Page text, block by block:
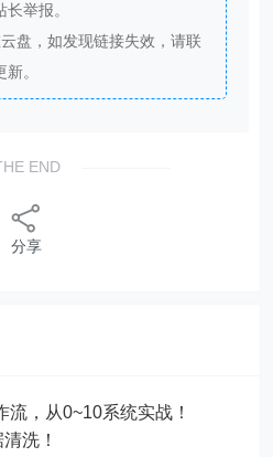
举报。
盘，如发现链接失效，请联
。
END
分享
，从0~10系统实战！
洗！